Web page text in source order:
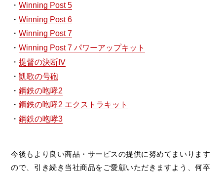
Winning Post 5
Winning Post 6
Winning Post 7
Winning Post 7 パワーアップキット
提督の決断IV
凱歌の号砲
鋼鉄の咆哮2
鋼鉄の咆哮2 エクストラキット
鋼鉄の咆哮3
今後もより良い商品・サービスの提供に努めてまいります
ので、引き続き当社商品をご愛顧いただきますよう、何卒